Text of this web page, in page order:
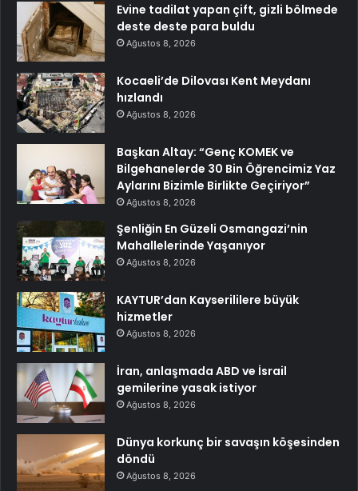
Evine tadilat yapan çift, gizli bölmede
deste deste para buldu
Ağustos 8, 2026
Kocaeli’de Dilovası Kent Meydanı
hızlandı
Ağustos 8, 2026
Başkan Altay: “Genç KOMEK ve
Bilgehanelerde 30 Bin Öğrencimiz Yaz
Aylarını Bizimle Birlikte Geçiriyor”
Ağustos 8, 2026
Şenliğin En Güzeli Osmangazi’nin
Mahallelerinde Yaşanıyor
Ağustos 8, 2026
KAYTUR’dan Kayserililere büyük
hizmetler
Ağustos 8, 2026
İran, anlaşmada ABD ve İsrail
gemilerine yasak istiyor
Ağustos 8, 2026
Dünya korkunç bir savaşın köşesinden
döndü
Ağustos 8, 2026